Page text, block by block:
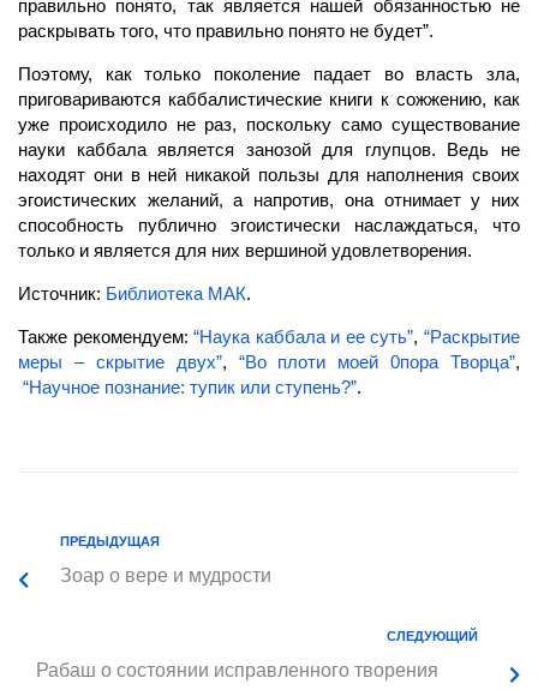
правильно понято, так является нашей обязанностью не
раскрывать того, что правильно понято не будет”.
Поэтому, как только поколение падает во власть зла,
приговариваются каббалистические книги к сожжению, как
уже происходило не раз, поскольку само существование
науки каббала является занозой для глупцов. Ведь не
находят они в ней никакой пользы для наполнения своих
эгоистических желаний, а напротив, она отнимает у них
способность публично эгоистически наслаждаться, что
только и является для них вершиной удовлетворения.
Источник: Библиотека МАК.
Также рекомендуем:“Наука каббала и ее суть”,“Раскрытие
меры – скрытие двух”, “Во плоти моей 0пора Творца”,
“Научное познание: тупик или ступень?”.
ПРЕДЫДУЩАЯ
Зоар о вере и мудрости
СЛЕДУЮЩИЙ
Рабаш о состоянии исправленного творения